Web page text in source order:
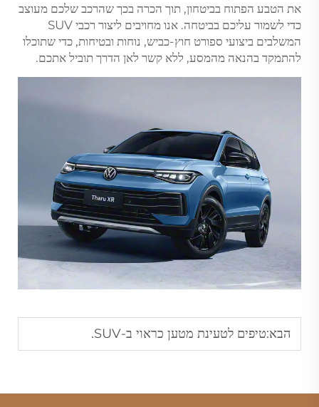
את הטבע הפתוח בביטחון, תוך הכרה בכך שהרכב שלכם מעוצב
כדי לשמור עליכם בביטחה. אנו מחויבים ליצור רכבי SUV
המשלבים ביצועי ספורט חוץ-כביש, נוחות ובטיחות, כדי שתוכלו
להתמקד בהנאה מהמסע, ללא קשר לאן הדרך תוביל אתכם.
הבא:טיפים לטעינת מטען כראוי ב-SUV.